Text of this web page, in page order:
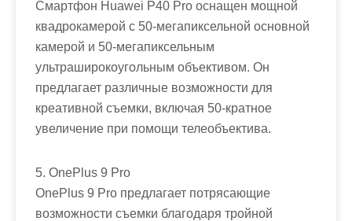
Смартфон Huawei P40 Pro оснащен мощной
квадрокамерой с 50-мегапиксельной основной
камерой и 50-мегапиксельным
ультраширокоугольным объективом. Он
предлагает различные возможности для
креативной съемки, включая 50-кратное
увеличение при помощи телеобъектива.
5. OnePlus 9 Pro
OnePlus 9 Pro предлагает потрясающие
возможности съемки благодаря тройной